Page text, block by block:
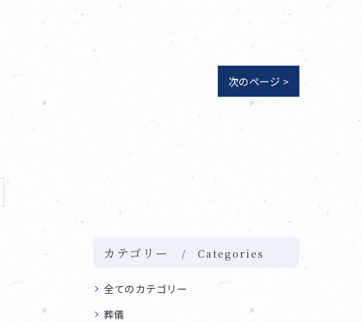
次のページ >
カテゴリー Categories
全てのカテゴリー
葬儀